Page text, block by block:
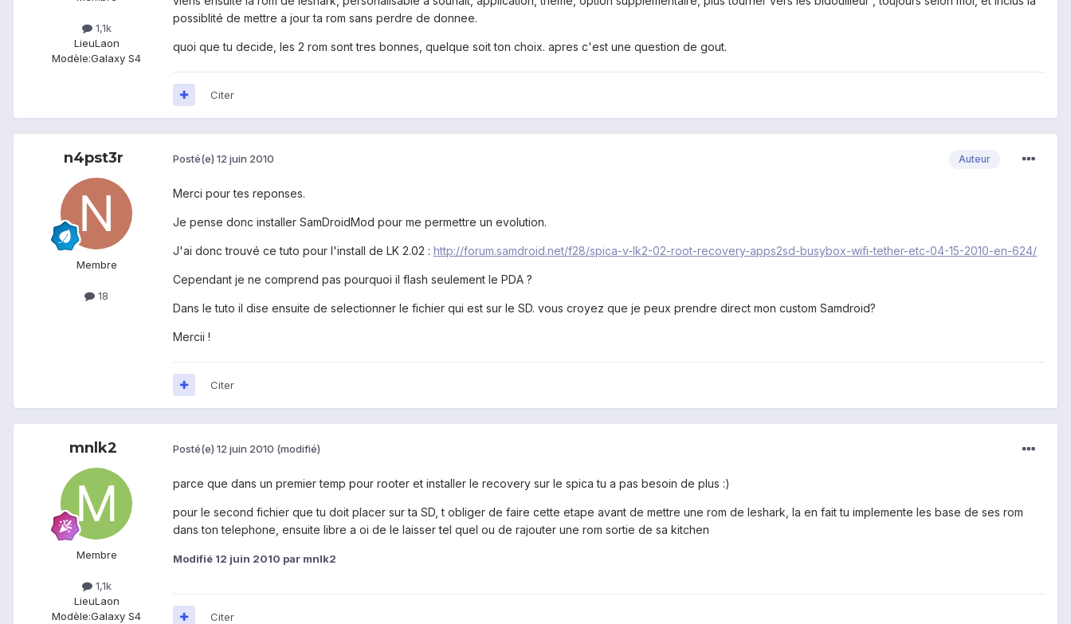
1,1k
LieuLaon
Modèle:Galaxy S4
possiblité de mettre a jour ta rom sans perdre de donnee.
quoi que tu decide, les 2 rom sont tres bonnes, quelque soit ton choix. apres c'est une question de gout.
Citer
n4pst3r
Membre
18
Auteur
Posté(e) 12 juin 2010
Merci pour tes reponses.
Je pense donc installer SamDroidMod pour me permettre un evolution.
J'ai donc trouvé ce tuto pour l'install de LK 2.02 : http://forum.samdroid.net/f28/spica-v-lk2-02-root-recovery-apps2sd-busybox-wifi-tether-etc-04-15-2010-en-624/
Cependant je ne comprend pas pourquoi il flash seulement le PDA ?
Dans le tuto il dise ensuite de selectionner le fichier qui est sur le SD. vous croyez que je peux prendre direct mon custom Samdroid?
Mercii !
Citer
mnlk2
Membre
1,1k
LieuLaon
Modèle:Galaxy S4
Posté(e) 12 juin 2010 (modifié)
parce que dans un premier temp pour rooter et installer le recovery sur le spica tu a pas besoin de plus :)
pour le second fichier que tu doit placer sur ta SD, t obliger de faire cette etape avant de mettre une rom de leshark, la en fait tu implemente les base de ses rom
dans ton telephone, ensuite libre a oi de le laisser tel quel ou de rajouter une rom sortie de sa kitchen
Modifié 12 juin 2010 par mnlk2
Citer